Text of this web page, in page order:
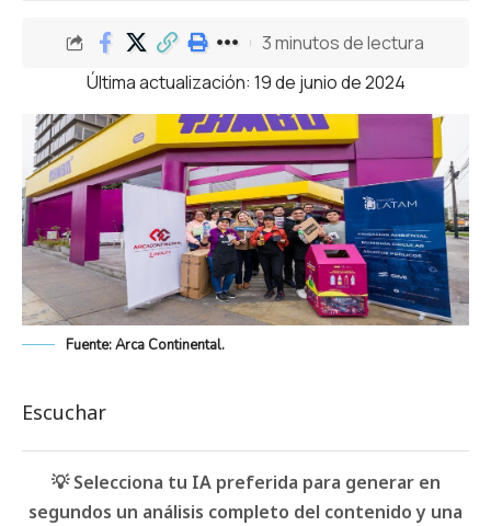
Última actualización: 19 de junio de 2024
3 minutos de lectura
Fuente: Arca Continental.
Escuchar
💡 Selecciona tu IA preferida para generar en
segundos un análisis completo del contenido y una